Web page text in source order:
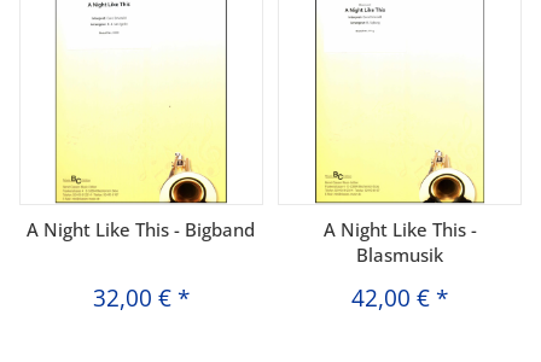
A Night Like This - Bigband
32,00 € *
A Night Like This -
Blasmusik
42,00 € *